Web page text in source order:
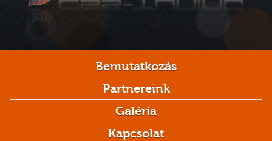
Bemutatkozás
Partnereink
Galéria
Kapcsolat